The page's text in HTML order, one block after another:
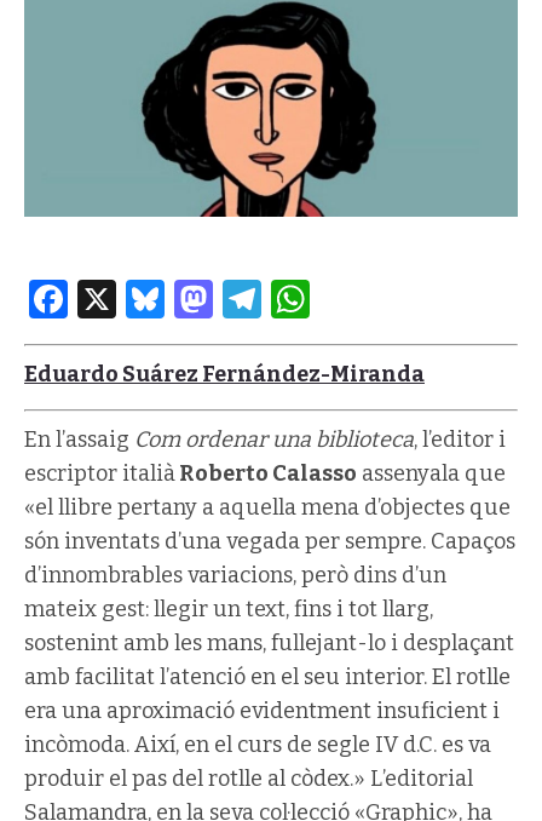
Facebook
X Bluesky
Mastodon
Telegram
Eduardo Suárez Fernández-Miranda
En l’assaig Com ordenar una biblioteca, l’editor i
escriptor italiàRoberto Calasso assenyala que
«el llibre pertany a aquella mena d’objectes que
són inventats d’una vegada per sempre. Capaços
d’innombrables variacions, però dins d’un
mateix gest: llegir un text, fins i tot llarg,
sostenint amb les mans, fullejant-lo i desplaçant
amb facilitat l’atenció en el seu interior. El rotlle
era una aproximació evidentment insuficient i
incòmoda. Així, en el curs de segle IV d.C. es va
produir el pas del rotlle al còdex.» L’editorial
Salamandra, en la seva col·lecció «Graphic», ha